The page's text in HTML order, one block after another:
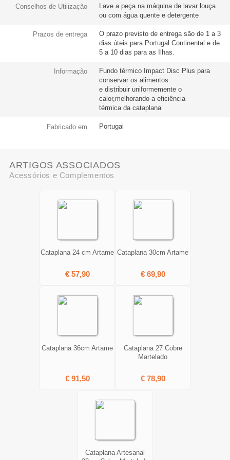
Conselhos de Utilização
Lave a peça na máquina de lavar louça
ou com água quente e detergente
Prazos de entrega
O prazo previsto de entrega são de 1 a 3
dias úteis para Portugal Continental e de
5 a 10 dias para as Ilhas.
Informação
Fundo térmico Impact Disc Plus para
conservar os alimentos
e distribuir uniformemente o
calor,melhorando a eficiência
térmica da cataplana
Fabricado em Portugal
ARTIGOS ASSOCIADOS
Acessórios e Complementos
Cataplana 24 cm Artame
€ 57,90
Cataplana 30cm Artame
€ 69,90
Cataplana 36cm Artame
€ 91,50
Cataplana 27 Cobre
Martelado
€ 78,90
Cataplana Artesanal